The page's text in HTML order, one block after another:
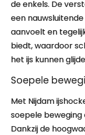
de enkels. De
een
aanvoelt en
biedt, waardoor
het ijs kunnen
Soepele
Met Nijdam
soepele
Dankzij de